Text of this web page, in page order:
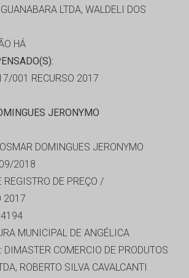
LTDA, WALDELI DOS
HÁ
001 RECURSO 2017
JERONYMO
DOMINGUES JERONYMO
2018
REGISTRO DE PREÇO /
2017
MUNICIPAL DE ANGÉLICA
DIMASTER COMERCIO DE PRODUTOS
ROBERTO SILVA CAVALCANTI